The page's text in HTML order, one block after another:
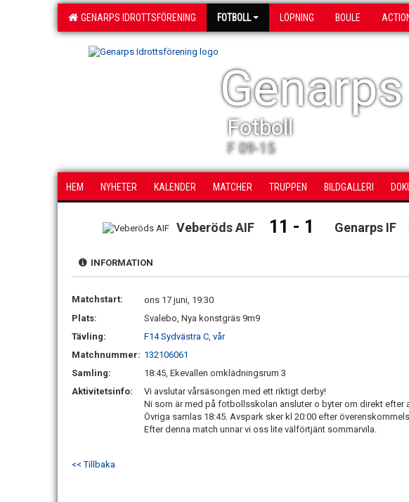
GENARPS IDROTTSFÖRENING FOTBOLL LÖPNING BOULE
Fotboll
F 09-15
HEM NYHETER KALENDER MATCHER TRUPPEN BILDGALLERI
Veberöds AIF 11 - 1 Genarps IF
INFORMATION
Matchstart:
ons 17 juni, 19:30
Plats:
Svalebo, Nya konstgräs 9m9
Tävling:
F14 Sydvästra C, vår
Matchnummer: 132106061
Samling:
18:45, Ekevallen omklädningsrum 3
Aktivitetsinfo:
Vi avslutar vårsäsongen med ett riktigt derby!
Ni som är med på fotbollsskolan ansluter o byter om direkt efter
Övriga samlas 18:45. Avspark sker kl 20:00 efter
Efter denna match unnar vi oss lite välförtjänt sommarvila.
<< Tillbaka